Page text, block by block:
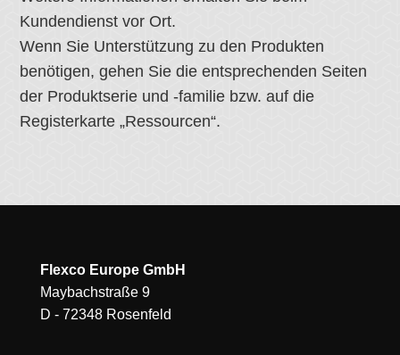
Kundendienst vor Ort.
Wenn Sie Unterstützung zu den Produkten
benötigen, gehen Sie die entsprechenden Seiten
der Produktserie und -familie bzw. auf die
Registerkarte „Ressourcen“.
Flexco Europe GmbH
Maybachstraße 9
D - 72348 Rosenfeld